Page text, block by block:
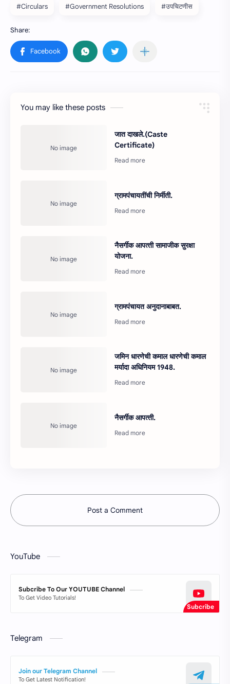
#Circulars #Government Resolutions #उपचिटणीस
You may like these posts
जात दाखले.(Caste
Certificate)
ग्रामपंचायतींची निर्मीती.
नैसर्गीक आपत्‍ती सामाजीक सुरक्षा
योजना.
ग्रामपंचायत अनुदानाबाबत.
जमिन धारणेची कमाल धारणेची कमाल
मर्यादा अधिनियम 1948.
नैसर्गीक आपत्‍ती.
Post a Comment
YouTube
Subcribe To Our YOUTUBE Channel
To Get Video Tutorials!
Telegram
Join our Telegram Channel
To Get Latest Notification!